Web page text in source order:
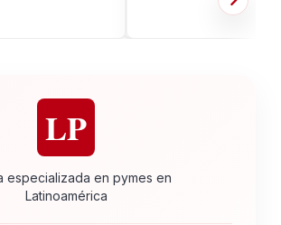
LP
especializada en pymes en
Latinoamérica